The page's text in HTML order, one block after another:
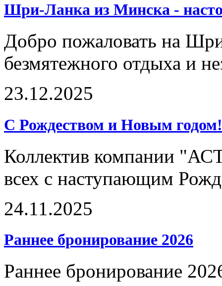
Шри-Ланка из Минска -
Добро пожаловать на
безмятежного отдыха и
23.12.2025
С Рождеством и Новым годом!
Коллектив компании
всех с наступающим
24.11.2025
Раннее бронирование 2026
Раннее бронирование